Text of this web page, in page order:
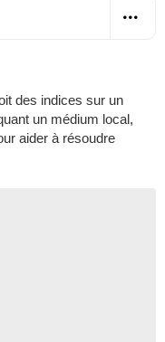
des indices sur un
un médium local,
aider à résoudre